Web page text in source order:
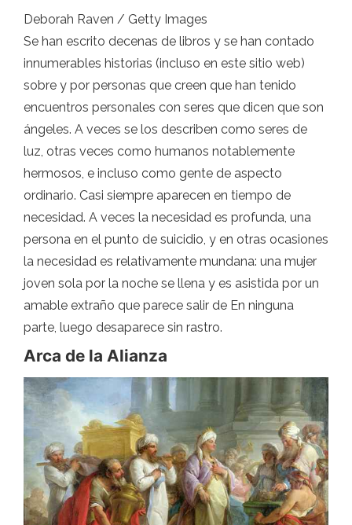
Deborah Raven / Getty Images
Se han escrito decenas de libros y se han contado
innumerables historias (incluso en este sitio web)
sobre y por personas que creen que han tenido
encuentros personales con seres que dicen que son
ángeles. A veces se los describen como seres de
luz, otras veces como humanos notablemente
hermosos, e incluso como gente de aspecto
ordinario. Casi siempre aparecen en tiempo de
necesidad. A veces la necesidad es profunda, una
persona en el punto de suicidio, y en otras ocasiones
la necesidad es relativamente mundana: una mujer
joven sola por la noche se llena y es asistida por un
amable extraño que parece salir de En ninguna
parte, luego desaparece sin rastro.
Arca de la Alianza